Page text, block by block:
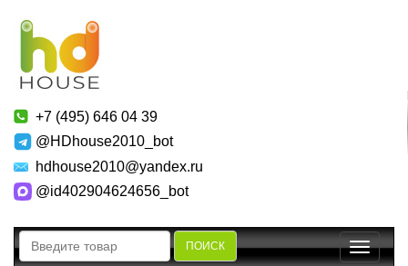
+7 (495) 646 04 39
@HDhouse2010_bot
hdhouse2010@yandex.ru
@id402904624656_bot
ПОИСК
Toggle